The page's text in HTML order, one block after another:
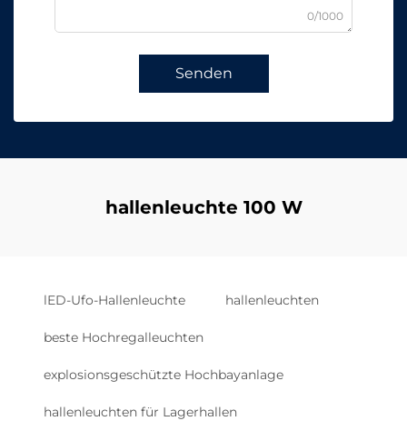
0/1000
Senden
hallenleuchte 100 W
lED-Ufo-Hallenleuchte hallenleuchten
beste Hochregalleuchten
explosionsgeschützte Hochbayanlage
hallenleuchten für Lagerhallen